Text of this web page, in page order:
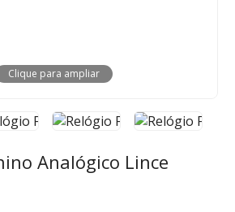
Clique para ampliar
Analógico Lince